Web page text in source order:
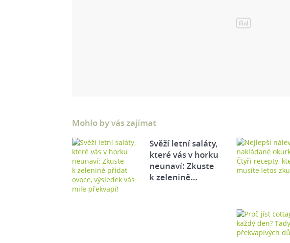
Mohlo by vás zajímat
Svěží letní saláty,
které vás v horku
neunaví: Zkuste
k zelenině…